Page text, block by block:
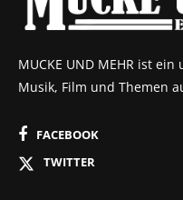
MUCKE UND MEHR ist
Musik, Film und Themen
FACEBOOK
TWITTER